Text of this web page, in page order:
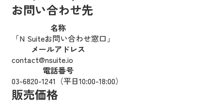
お問い合わせ先
名称
「N Suiteお問い合わせ窓口」
メールアドレス
contact@nsuite.io
電話番号
03-6820-1241（平日10:00-18:00）
販売価格